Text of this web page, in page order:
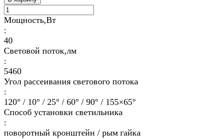
Мощность,Вт
:
40
Световой поток,лм
:
5460
Угол рассеивания светового потока
:
120° / 10° / 25° / 60° / 90° / 155×65°
Способ установки светильника
:
поворотный кронштейн / рым гайка